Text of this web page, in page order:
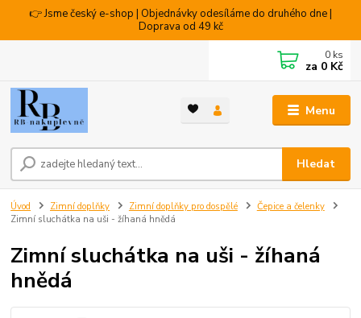
👉 Jsme český e-shop | Objednávky odesíláme do druhého dne |
Doprava od 49 kč
Menu
Hledat
0 ks
za 0 Kč
Úvod Zimní doplňky Zimní doplňky pro dospělé
Čepice a čelenky
Zimní sluchátka na uši - žíhaná hnědá
Zimní sluchátka na uši - žíhaná
hnědá